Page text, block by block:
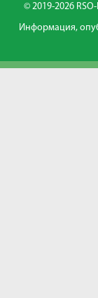
© 2019-2026
Информация,